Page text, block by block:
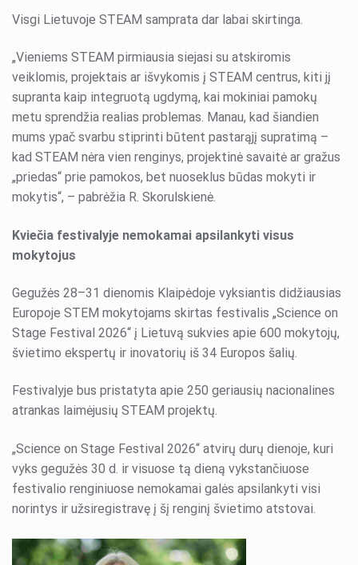
Visgi Lietuvoje STEAM samprata dar labai skirtinga.
„Vieniems STEAM pirmiausia siejasi su atskiromis
veiklomis, projektais ar išvykomis į STEAM centrus, kiti jį
supranta kaip integruotą ugdymą, kai mokiniai pamokų
metu sprendžia realias problemas. Manau, kad šiandien
mums ypač svarbu stiprinti būtent pastarąjį supratimą –
kad STEAM nėra vien renginys, projektinė savaitė ar gražus
„priedas“ prie pamokos, bet nuoseklus būdas mokyti ir
mokytis“, – pabrėžia R. Skorulskienė.
Kviečia festivalyje nemokamai apsilankyti visus
mokytojus
Gegužės 28–31 dienomis Klaipėdoje vyksiantis didžiausias
Europoje STEM mokytojams skirtas festivalis „Science on
Stage Festival 2026“ į Lietuvą sukvies apie 600 mokytojų,
švietimo ekspertų ir inovatorių iš 34 Europos šalių.
Festivalyje bus pristatyta apie 250 geriausių nacionalines
atrankas laimėjusių STEAM projektų.
„Science on Stage Festival 2026“ atvirų durų dienoje, kuri
vyks gegužės 30 d. ir visuose tą dieną vykstančiuose
festivalio renginiuose nemokamai galės apsilankyti visi
norintys ir užsiregistravę į šį renginį švietimo atstovai.